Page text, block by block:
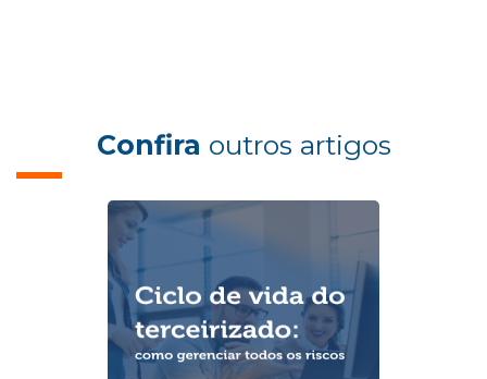
Confira outros artigos